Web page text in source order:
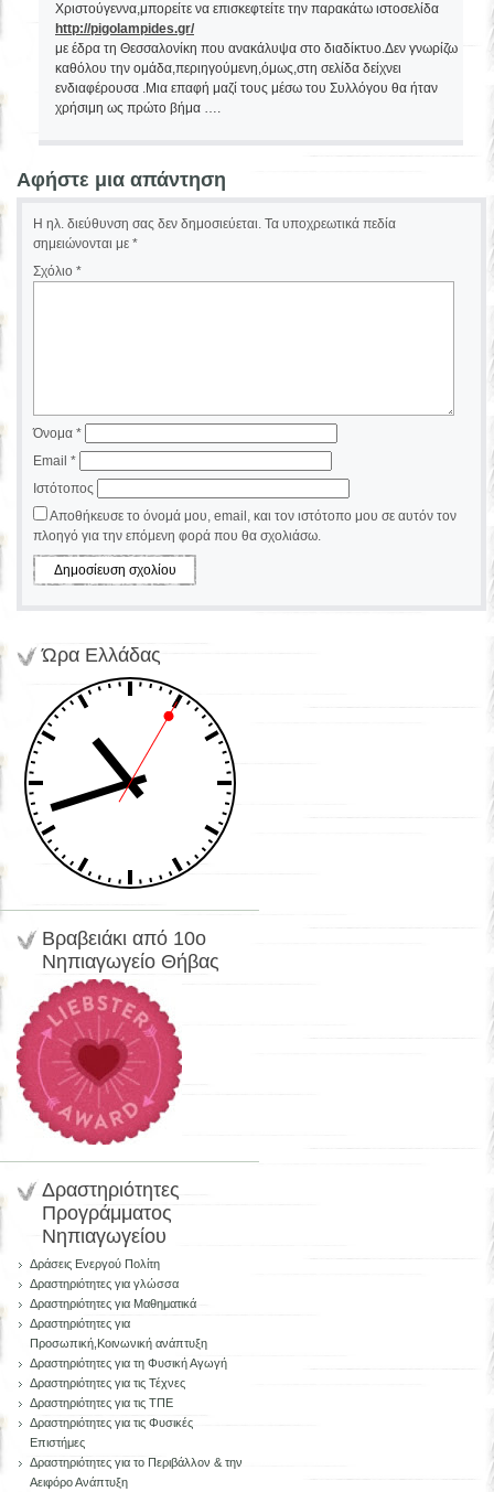
Χριστούγεννα,μπορείτε να επισκεφτείτε την παρακάτω ιστοσελίδα
http://pigolampides.gr/
με έδρα τη Θεσσαλονίκη που ανακάλυψα στο διαδίκτυο.Δεν γνωρίζω
καθόλου την ομάδα,περιηγούμενη,όμως,στη σελίδα δείχνει
ενδιαφέρουσα .Μια επαφή μαζί τους μέσω του Συλλόγου θα ήταν
χρήσιμη ως πρώτο βήμα ….
Αφήστε μια απάντηση
Η ηλ. διεύθυνση σας δεν δημοσιεύεται. Τα υποχρεωτικά πεδία
σημειώνονται με *
Σχόλιο *
Όνομα *
Email *
Ιστότοπος
Αποθήκευσε το όνομά μου, email, και τον ιστότοπο μου σε αυτόν τον
πλοηγό για την επόμενη φορά που θα σχολιάσω.
Ώρα Ελλάδας
Bραβειάκι από 10ο
Νηπιαγωγείο Θήβας
Δραστηριότητες
Προγράμματος
Νηπιαγωγείου
Δράσεις Ενεργού Πολίτη
Δραστηριότητες για γλώσσα
Δραστηριότητες για Μαθηματικά
Δραστηριότητες για
Προσωπική,Κοινωνική ανάπτυξη
Δραστηριότητες για τη Φυσική Αγωγή
Δραστηριότητες για τις Τέχνες
Δραστηριότητες για τις ΤΠΕ
Δραστηριότητες για τις Φυσικές
Επιστήμες
Δραστηριότητες για το Περιβάλλον & την
Αειφόρο Ανάπτυξη